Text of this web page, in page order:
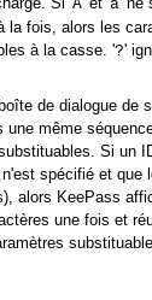
A a
la fois, alors les
à la casse. '?'
de dialogue de
même
Si un
spécifié et que
alors KeePass
une fois et